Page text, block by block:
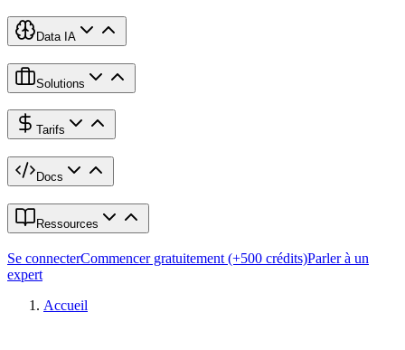
Data IA
Solutions
Tarifs
Docs
Ressources
Se connecterCommencer gratuitement (+500 crédits)Parler à un
expert
Accueil